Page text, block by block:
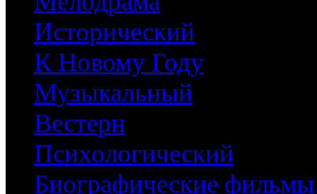
Исторический
К Новому Году
Музыкальный
Вестерн
Психологический
Биографические фильмы